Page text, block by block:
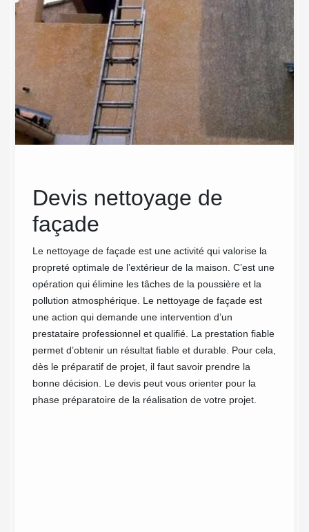
Devis nettoyage de
façade
Le nettoyage de façade est une activité qui valorise la
propreté optimale de l’extérieur de la maison. C’est une
opération qui élimine les tâches de la poussière et la
pollution atmosphérique. Le nettoyage de façade est
une action qui demande une intervention d’un
prestataire professionnel et qualifié. La prestation fiable
permet d’obtenir un résultat fiable et durable. Pour cela,
dès le préparatif de projet, il faut savoir prendre la
bonne décision. Le devis peut vous orienter pour la
phase préparatoire de la réalisation de votre projet.